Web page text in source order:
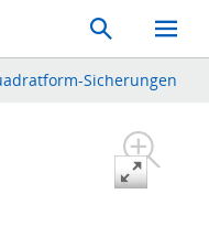
Search
Toggle
Mobile
Menu
Sicherungen